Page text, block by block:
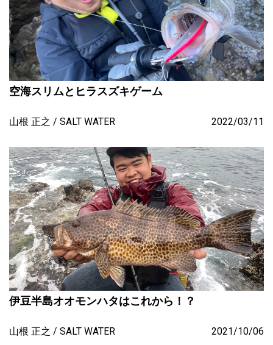
空海スリムとヒラスズキゲーム
山根 正之 SALT WATER 2022/03/11
伊豆半島オオモンハタはこれから！？
山根 正之 SALT WATER 2021/10/06